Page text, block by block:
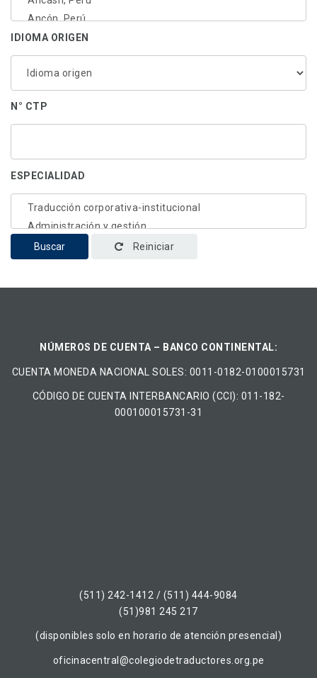
IDIOMA ORIGEN
N° CTP
ESPECIALIDAD
Buscar Reiniciar
NÚMEROS DE CUENTA – BANCO CONTINENTAL:
CUENTA MONEDA NACIONAL​ ​SOLES​: 0011-0182-0100015731
CÓDIGO DE CUENTA INTERBANCARIO (CCI): 011-182-
000100015731-31
(511) 242-1412 / (511) 444-9084
(51)981 245 217
(disponibles solo en horario de atención presencial)
oficinacentral@colegiodetraductores.org.pe